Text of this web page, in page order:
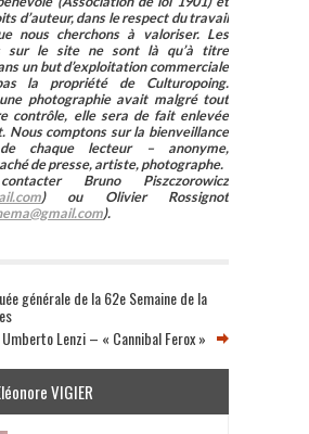
d’auteur, dans le respect du travail
nous cherchons à valoriser. Les
sur le site ne sont là qu’à titre
un but d’exploitation commerciale
la propriété de Culturopoing.
photographie avait malgré tout
contrôle, elle sera de fait enlevée
Nous comptons sur la bienveillance
chaque lecteur – anonyme,
de presse, artiste, photographe.
Bruno Piszczorowicz
) ou Olivier Rossignot
).
générale de la 62e Semaine de la
Umberto Lenzi – « Cannibal Ferox »
VIGIER